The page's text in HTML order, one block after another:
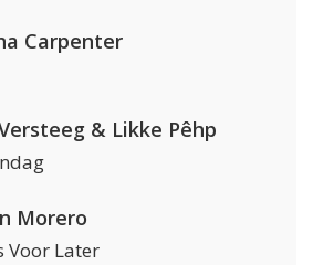
Carpenter
& Likke Pêhp
Morero
Voor Later